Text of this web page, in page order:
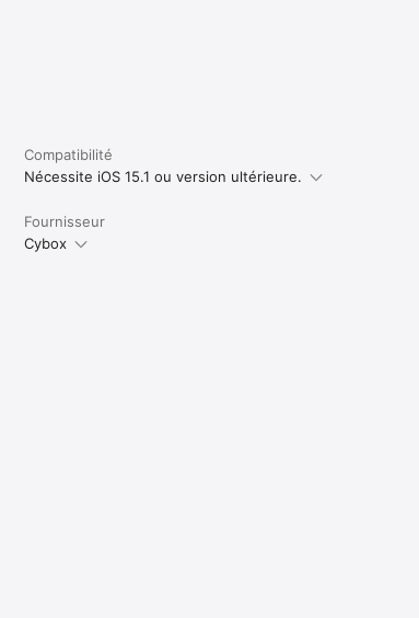
Compatibilité
Nécessite iOS 15.1 ou version ultérieure.
Fournisseur
Cybox